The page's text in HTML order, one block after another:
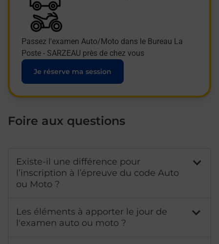
Passez l'examen Auto/Moto dans le Bureau La
Poste - SARZEAU près de chez vous
Je réserve ma session
Foire aux questions
Existe-il une différence pour
l’inscription à l’épreuve du code Auto
ou Moto ?
Les éléments à apporter le jour de
l'examen auto ou moto ?